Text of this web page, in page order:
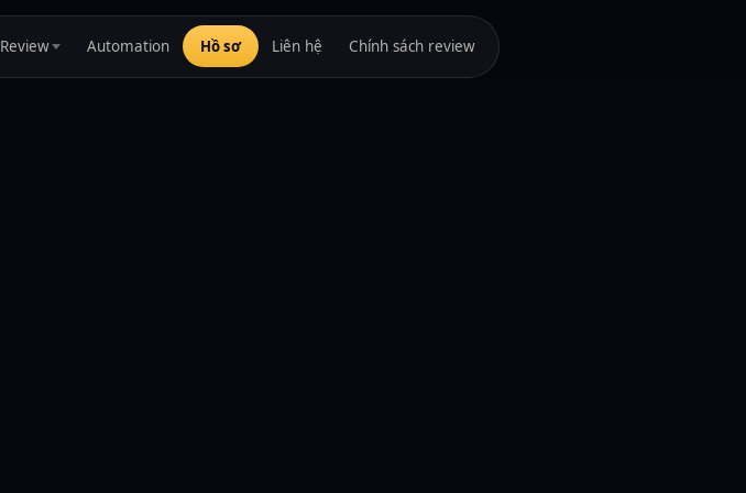
Review Automation Hồ sơ Liên hệ Chính sách review